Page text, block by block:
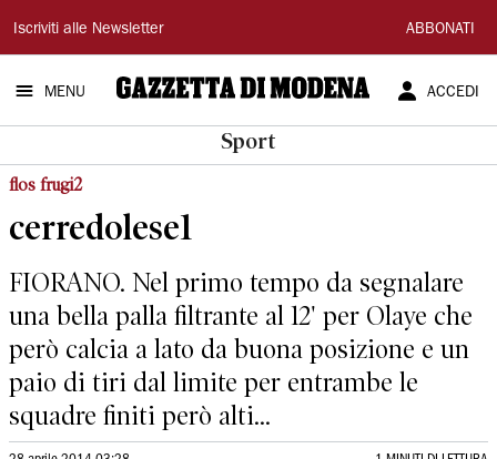
Gazzetta
di
Modena
Iscriviti alle Newsletter ABBONATI
MENU ACCEDI
Sport
flos frugi2
cerredolese1
FIORANO. Nel primo tempo da segnalare
una bella palla filtrante al 12' per Olaye che
però calcia a lato da buona posizione e un
paio di tiri dal limite per entrambe le
squadre finiti però alti...